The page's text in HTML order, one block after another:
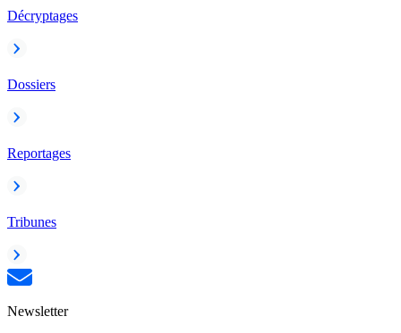
Décryptages
Dossiers
Reportages
Tribunes
Newsletter